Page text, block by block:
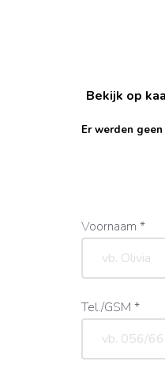
Bekijk op
Er werden
Voornaam *
Tel./GSM *